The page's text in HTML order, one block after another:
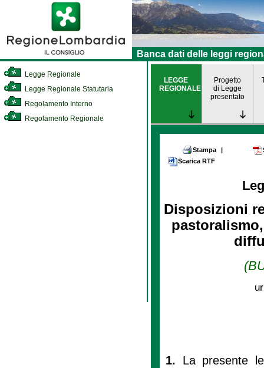
Banca dati delle leggi
Legge Regionale
Legge Regionale Statutaria
Regolamento Interno
Regolamento Regionale
LEGGE
REGIONALE
Progetto
di Legge
presentato
Stampa |
Scarica RTF
Disposizioni
1. La presente